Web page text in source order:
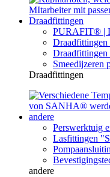
Draadfittingen
PURAFIT® |
Draadfittingen
Draadfittingen
Smeedijzeren
Draadfittingen
andere
Perswerktuig
Lasfittingen
andere